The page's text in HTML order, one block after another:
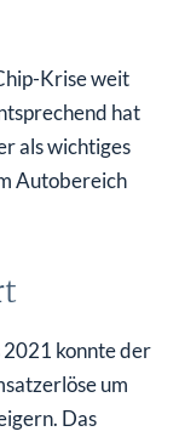
Krise weit
hat
als wichtiges
Autobereich
2021 konnte der
um
Das